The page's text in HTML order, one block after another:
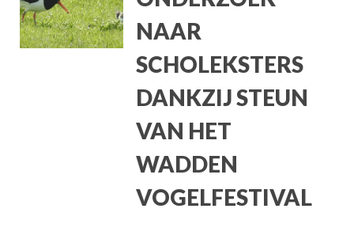
NAAR
SCHOLEKSTERS
DANKZIJ STEUN
VAN HET
WADDEN
VOGELFESTIVAL